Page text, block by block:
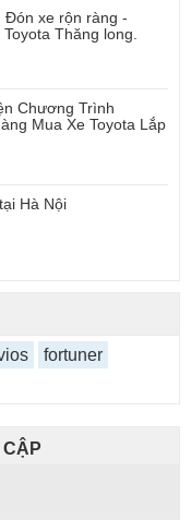
Đón xe rộn ràng -
Thăng long.
Chương Trình
Mua Xe Toyota Lắp
Hà Nội
fortuner
CẬP